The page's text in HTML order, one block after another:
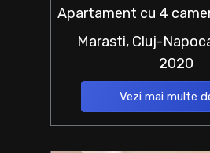
Apartament cu 4
Marasti, Cluj-
2020
Vezi mai multe